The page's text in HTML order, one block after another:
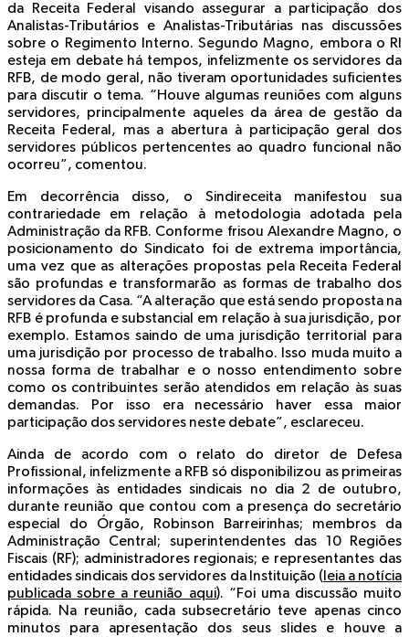
da Receita Federal visando assegurar a participação dos
Analistas-Tributários e Analistas-Tributárias nas discussões
sobre o Regimento Interno. Segundo Magno, embora o RI
esteja em debate há tempos, infelizmente os servidores da
RFB, de modo geral, não tiveram oportunidades suficientes
para discutir o tema. “Houve algumas reuniões com alguns
servidores, principalmente aqueles da área de gestão da
Receita Federal, mas a abertura à participação geral dos
servidores públicos pertencentes ao quadro funcional não
ocorreu”, comentou.
Em decorrência disso, o Sindireceita manifestou sua
contrariedade em relação à metodologia adotada pela
Administração da RFB. Conforme frisou Alexandre Magno, o
posicionamento do Sindicato foi de extrema importância,
uma vez que as alterações propostas pela Receita Federal
são profundas e transformarão as formas de trabalho dos
servidores da Casa. “A alteração que está sendo proposta na
RFB é profunda e substancial em relação à sua jurisdição, por
exemplo. Estamos saindo de uma jurisdição territorial para
uma jurisdição por processo de trabalho. Isso muda muito a
nossa forma de trabalhar e o nosso entendimento sobre
como os contribuintes serão atendidos em relação às suas
demandas. Por isso era necessário haver essa maior
participação dos servidores neste debate”, esclareceu.
Ainda de acordo com o relato do diretor de Defesa
Profissional, infelizmente a RFB só disponibilizou as primeiras
informações às entidades sindicais no dia 2 de outubro,
durante reunião que contou com a presença do secretário
especial do Órgão, Robinson Barreirinhas; membros da
Administração Central; superintendentes das 10 Regiões
Fiscais (RF); administradores regionais; e representantes das
entidades sindicais dos servidores da Instituição ( leia a notícia
publicada sobre a reunião aqui). “Foi uma discussão muito
rápida. Na reunião, cada subsecretário teve apenas cinco
minutos para apresentação dos seus slides e houve a